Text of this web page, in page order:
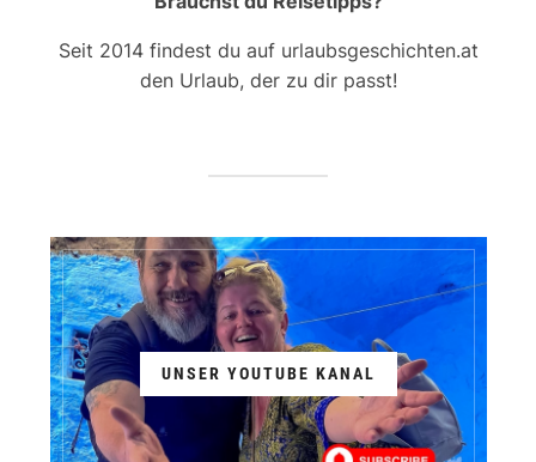
Seit 2014 findest du auf urlaubsgeschichten.at
den Urlaub, der zu dir passt!
UNSER YOUTUBE KANAL